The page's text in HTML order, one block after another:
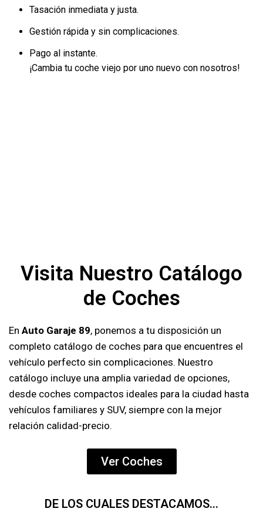
Tasación inmediata y justa.
Gestión rápida y sin complicaciones.
Pago al instante.
¡Cambia tu coche viejo por uno nuevo con nosotros!
Visita Nuestro Catálogo
de Coches
En Auto Garaje 89, ponemos a tu disposición un
completo catálogo de coches para que encuentres el
vehículo perfecto sin complicaciones. Nuestro
catálogo incluye una amplia variedad de opciones,
desde coches compactos ideales para la ciudad hasta
vehículos familiares y SUV, siempre con la mejor
relación calidad-precio.
Ver Coches
DE LOS CUALES DESTACAMOS...